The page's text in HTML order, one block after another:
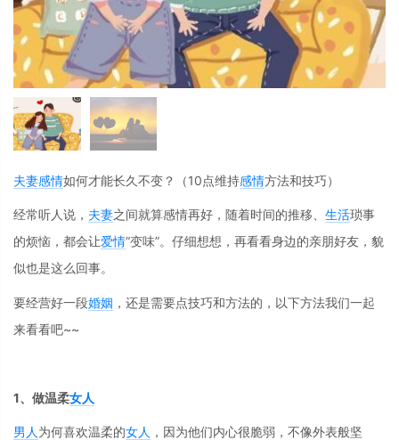
夫妻感情如何才能长久不变？（10点维持感情方法和技巧）
经常听人说， 夫妻之间就算感情再好，随着时间的推移、 生活琐事
的烦恼，都会让爱情“变味”。仔细想想，再看看身边的亲朋好友，貌
似也是这么回事。
要经营好一段婚姻 ，还是需要点技巧和方法的，以下方法我们一起
来看看吧~~
1、做温柔女人
男人 为何喜欢温柔的女人 ，因为他们内心很脆弱，不像外表般坚